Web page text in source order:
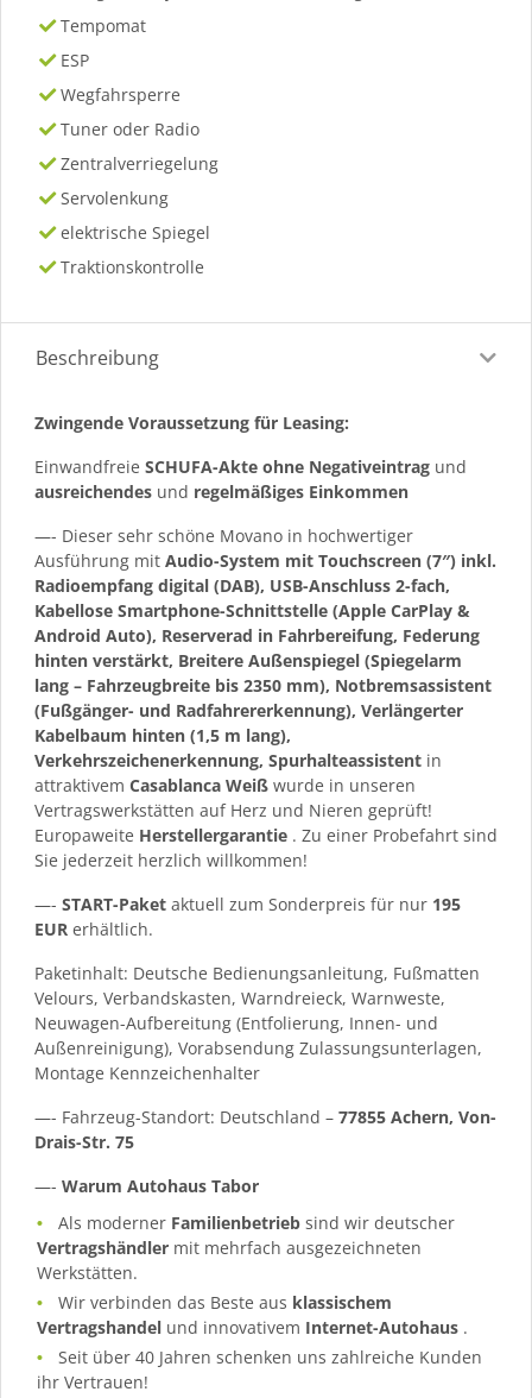
Tempomat
ESP
Wegfahrsperre
Tuner oder Radio
Zentralverriegelung
Servolenkung
elektrische Spiegel
Traktionskontrolle
Beschreibung
Zwingende Voraussetzung für Leasing:
Einwandfreie SCHUFA-Akte ohne Negativeintrag und
ausreichendes und regelmäßiges Einkommen
—- Dieser sehr schöne Movano in hochwertiger
Ausführung mit Audio-System mit Touchscreen (7″) inkl.
Radioempfang digital (DAB), USB-Anschluss 2-fach,
Kabellose Smartphone-Schnittstelle (Apple CarPlay &
Android Auto), Reserverad in Fahrbereifung, Federung
hinten verstärkt, Breitere Außenspiegel (Spiegelarm
lang – Fahrzeugbreite bis 2350 mm), Notbremsassistent
(Fußgänger- und Radfahrererkennung), Verlängerter
Kabelbaum hinten (1,5 m lang),
Verkehrszeichenerkennung, Spurhalteassistent in
attraktivem Casablanca Weiß wurde in unseren
Vertragswerkstätten auf Herz und Nieren geprüft!
Europaweite Herstellergarantie . Zu einer Probefahrt sind
Sie jederzeit herzlich willkommen!
—- START-Paket aktuell zum Sonderpreis für nur 195
EUR erhältlich.
Paketinhalt: Deutsche Bedienungsanleitung, Fußmatten
Velours, Verbandskasten, Warndreieck, Warnweste,
Neuwagen-Aufbereitung (Entfolierung, Innen- und
Außenreinigung), Vorabsendung Zulassungsunterlagen,
Montage Kennzeichenhalter
—- Fahrzeug-Standort: Deutschland – 77855 Achern, Von-
Drais-Str. 75
—- Warum Autohaus Tabor
Als moderner Familienbetrieb sind wir deutscher
Vertragshändler mit mehrfach ausgezeichneten
Werkstätten.
Wir verbinden das Beste aus klassischem
Vertragshandel und innovativem Internet-Autohaus .
Seit über 40 Jahren schenken uns zahlreiche Kunden
ihr Vertrauen!